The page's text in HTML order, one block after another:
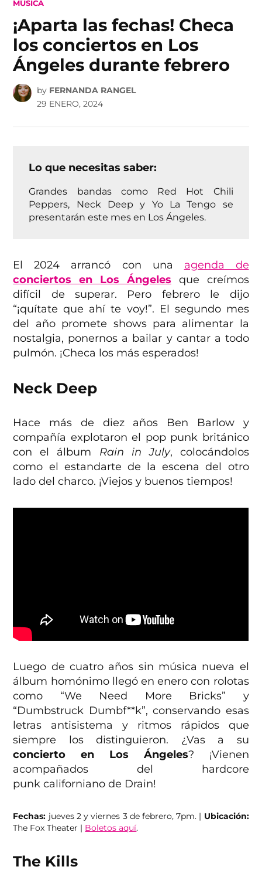
POSTED
MÚSICA
¡Aparta las fechas! Checa
los conciertos en Los
Ángeles durante febrero
by FERNANDA RANGEL
29 ENERO, 2024
Lo que necesitas saber:
Grandes bandas como Red Hot Chili
Peppers, Neck Deep y Yo La Tengo se
presentarán este mes en Los Ángeles.
El 2024 arrancó con una agenda de
conciertos en Los Ángeles que creímos
difícil de superar. Pero febrero le dijo
“¡quítate que ahí te voy!”. El segundo mes
del año promete shows para alimentar la
nostalgia, ponernos a bailar y cantar a todo
pulmón. ¡Checa los más esperados!
Neck Deep
Hace más de diez años Ben Barlow y
compañía explotaron el pop punk británico
con el álbum Rain in July, colocándolos
como el estandarte de la escena del otro
lado del charco. ¡Viejos y buenos tiempos!
Luego de cuatro años sin música nueva el
álbum homónimo llegó en enero con rolotas
como “We Need More Bricks” y
“Dumbstruck Dumbf**k”, conservando esas
letras antisistema y ritmos rápidos que
siempre los distinguieron. ¿Vas a su
concierto en Los Ángeles? ¡Vienen
acompañados del hardcore
punk californiano de Drain!
Fechas: jueves 2 y viernes 3 de febrero, 7pm. | Ubicación:
The Fox Theater | Boletos aquí.
The Kills